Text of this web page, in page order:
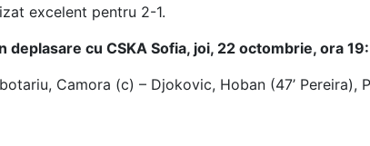
excelent pentru 2-1.
cu CSKA Sofia, joi, 22 octombrie, ora
Camora (c) – Djokovic, Hoban (47’ Pereira),